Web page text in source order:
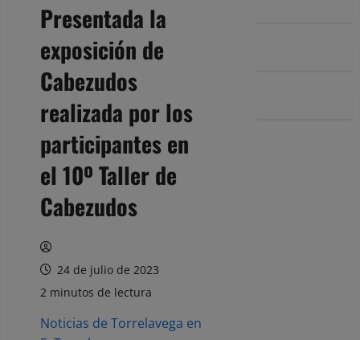
Presentada la
exposición de
Cabezudos
realizada por los
participantes en
el 10º Taller de
Cabezudos
24 de julio de 2023
2 minutos de lectura
Noticias de Torrelavega en